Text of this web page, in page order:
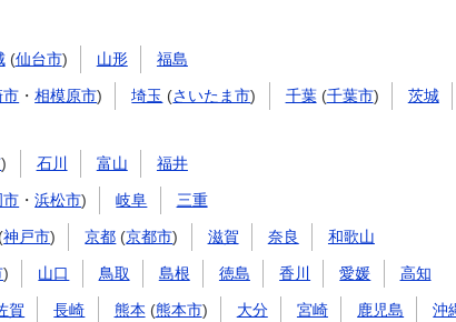
(仙台市) 山形 福島
市 ・相模原市) 埼玉 (さいたま市) 千葉(千葉市) 茨城
) 石川 富山 福井
市 ・浜松市) 岐阜 三重
(神戸市) 京都 (京都市) 滋賀 奈良 和歌山
) 山口 鳥取 島根 徳島 香川 愛媛 高知
賀 長崎 熊本 (熊本市) 大分 宮崎 鹿児島 沖